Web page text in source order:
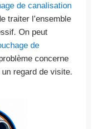
de canalisation
traiter l’ensemble
On peut
de
concerne
regard de visite.